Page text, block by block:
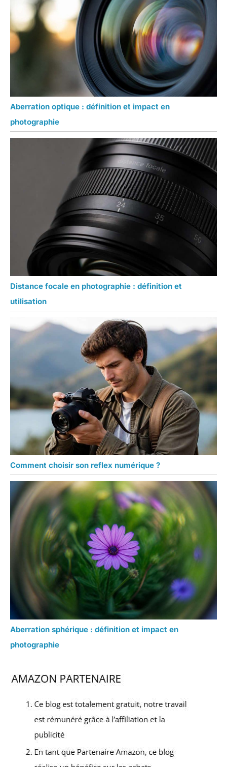
Aberration optique : définition et impact en
photographie
Distance focale en photographie : définition et
utilisation
Comment choisir son reflex numérique ?
Aberration sphérique : définition et impact en
photographie